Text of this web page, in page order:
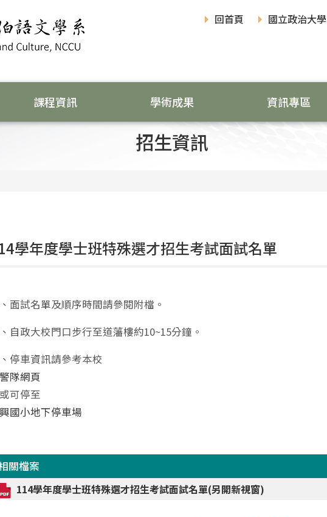
回首頁
國立政治大學
課程資訊 學術成果 資訊專區
招生資訊
學年度學士班特殊選才招生考試面試名單
面試名單及順序時間請參閱附檔。
自政大校門口步行至道藩樓約10~15分鐘。
停車資訊請參考本校
隊網頁
或可停至
國小地下停車場
關檔案
114學年度學士班特殊選才招生考試面試名單(另開新視窗)